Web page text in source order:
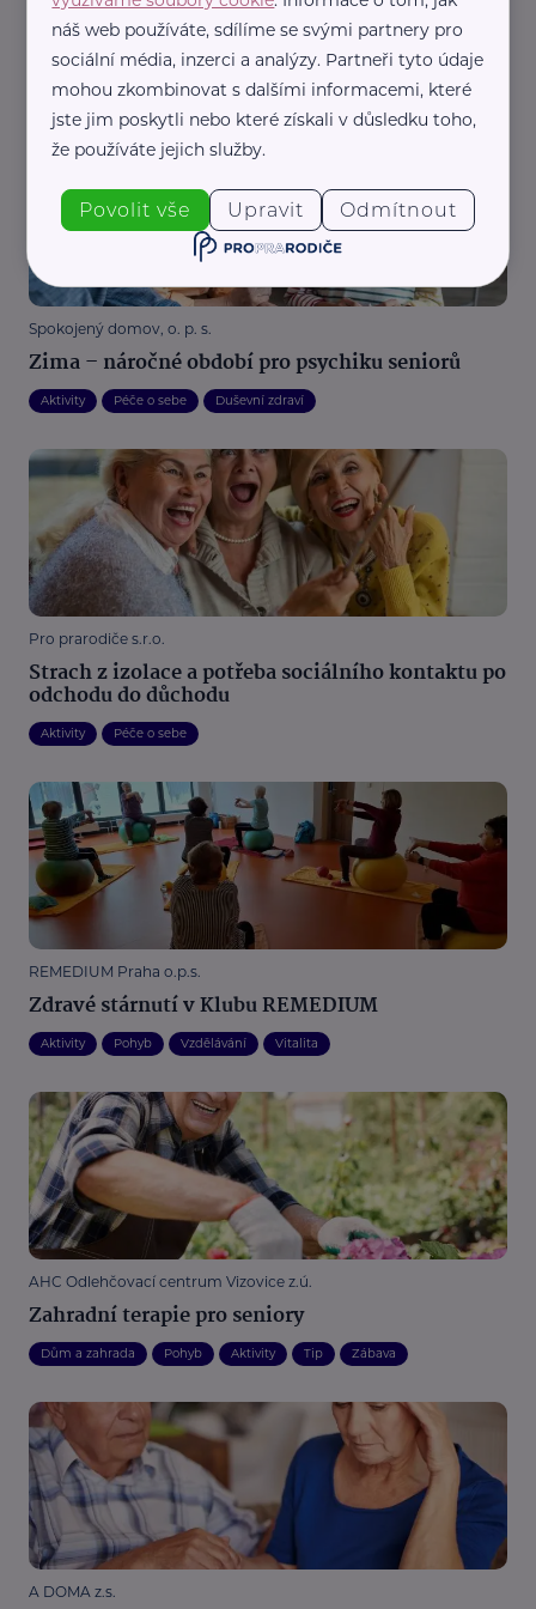
Aktivity Cestování Dobročinnost Duševní zdraví
Péče o sebe Pro pečující Tvoření
Dům a zahrada Zajímavost Zdraví
Spokojený domov, o. p. s.
Zima – náročné období pro psychiku seniorů
Aktivity Péče o sebe Duševní zdraví
Pro prarodiče s.r.o.
Strach z izolace a potřeba sociálního kontaktu po
odchodu do důchodu
Aktivity Péče o sebe
REMEDIUM Praha o.p.s.
Zdravé stárnutí v Klubu REMEDIUM
Aktivity Pohyb Vzdělávání Vitalita
AHC Odlehčovací centrum Vizovice z.ú.
Zahradní terapie pro seniory
Dům a zahrada Pohyb Aktivity Tip Zábava
A DOMA z.s.
náš web používáte, sdílíme se svými partnery pro
sociální média, inzerci a analýzy. Partneři tyto údaje
mohou zkombinovat s dalšími informacemi, které
jste jim poskytli nebo které získali v důsledku toho,
že používáte jejich služby.
Povolit vše Upravit Odmítnout